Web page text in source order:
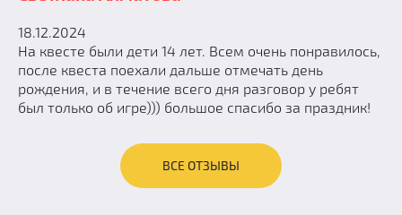
18.12.2024
На квесте были дети 14 лет. Всем очень понравилось,
после квеста поехали дальше отмечать день
рождения, и в течение всего дня разговор у ребят
был только об игре))) большое спасибо за праздник!
ВСЕ ОТЗЫВЫ